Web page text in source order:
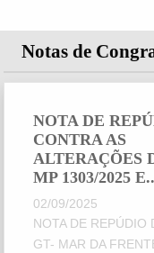
Notas de
NOTA DE
CONTRA AS
ALTERAÇÕES
MP 1303/2025
02/09/2025
NOTA DE REPÚDIO
GT- MAR DA